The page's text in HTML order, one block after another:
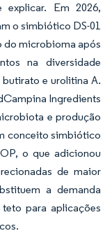
Em 2026,
o simbiótico DS-01
do microbioma após
na diversidade
e urolitina A.
Ingredients
e produção
conceito simbiótico
o que adicionou
de maior
a demanda
para aplicações